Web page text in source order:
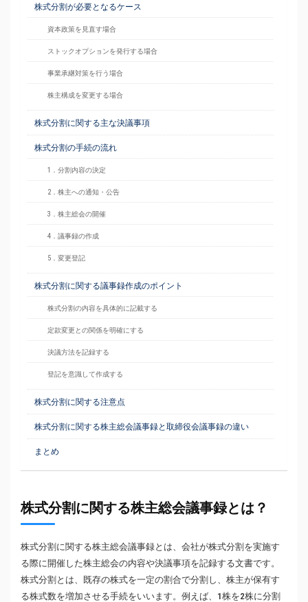
株式分割が必要となるケース
資本政策を見直す場合
ストックオプションを発行する場合
事業承継対策を行う場合
株主構成を変更する場合
株式分割に関する主な決議事項
株式分割の手続の流れ
1．分割内容の決定
2．株主への通知・公告
3．株主総会の開催
4．議事録の作成
5．変更登記
株式分割に関する議事録作成のポイント
株式分割の内容を具体的に記載する
定款変更との関係を明確にする
決議方法を記録する
登記を意識して作成する
株式分割に関する注意点
株式分割に関する株主総会議事録と取締役会議事録の違い
まとめ
株式分割に関する株主総会議事録とは？
株式分割に関する株主総会議事録とは、会社が株式分割を実施す
る際に開催した株主総会の内容や決議事項を記録する文書です。
株式分割とは、既存の株式を一定の割合で分割し、株主が保有す
る株式数を増加させる手続をいいます。例えば、1株を2株に分割